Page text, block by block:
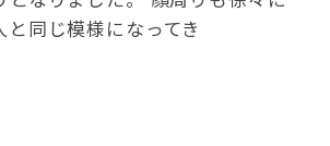
同じ模様になってき